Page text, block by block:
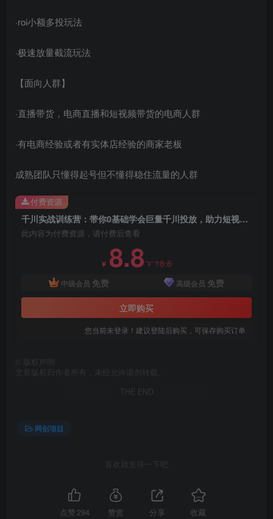
·roi小额多投玩法
·极速放量截流玩法
【面向人群】
·直播带货，电商直播和短视频带货的电商人群
·有电商经验或者有实体店经验的商家老板
成熟团队只懂得起号但不懂得稳住流量的人群
千川实战训练营：带你0基础学会巨量千川投放，助力短视频带货（21节完整版）
此内容为付费资源，请付费后查看
￥ 8.8￥18.8
中级会员 免费 高级会员 免费
立即购买
您当前未登录！建议登陆后购买，可保存购买订单
付费资源
版权声明
文章版权归作者所有，未经允许请勿转载。
THE END
网创项目
喜欢就支持一下吧
点赞294 赞赏 分享 收藏